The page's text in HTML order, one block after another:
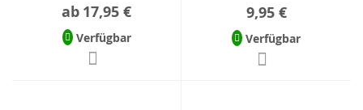
ab 17,95 €
Verfügbar
9,95 €
Verfügbar